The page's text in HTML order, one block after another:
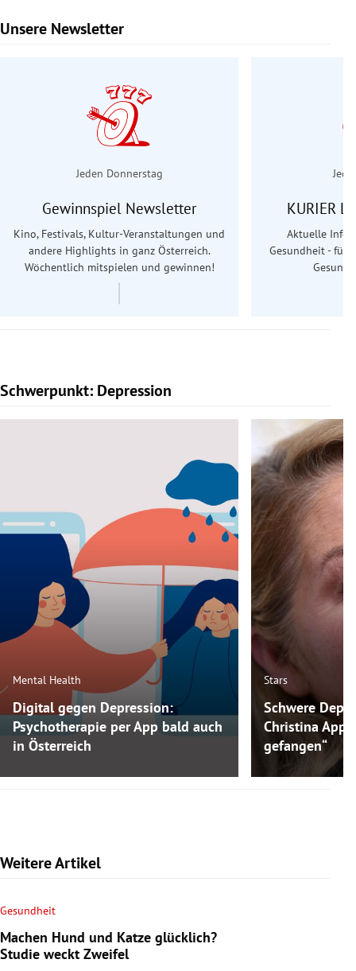
Unsere Newsletter
Slide 1 von 6
Jeden Donnerstag
Gewinnspiel Newsletter
Kino, Festivals, Kultur-Veranstaltungen und
andere Highlights in ganz Österreich.
Wöchentlich mitspielen und gewinnen!
KURIER
Aktuelle
Gesundheit - für
Schwerpunkt: Depression
Slide 1 von 5
Mental Health
Digital gegen Depression:
Psychotherapie per App bald auch
in Österreich
Stars
Schwere
Christina
gefangen“
Weitere Artikel
Gesundheit
Machen Hund und Katze glücklich?
Studie weckt Zweifel